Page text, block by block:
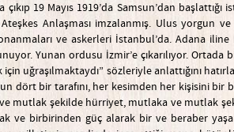
19 Mayıs 1919’da Samsun’dan
Anlaşması imzalanmış. Ulus yorgun
ve askerleri İstanbul’da. Adana iline
Yunan ordusu İzmir’e çıkarılıyor. Ortada
uğraşılmaktaydı” sözleriyle anlattığını
dört bir tarafını, her kesimden her kişisini bir
mutlak şekilde hürriyet, mutlaka ve mutlak
ve birbirinden güç alarak bir ve beraber